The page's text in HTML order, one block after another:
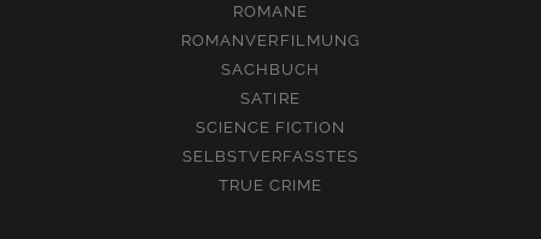
ROMANE
ROMANVERFILMUNG
SACHBUCH
SATIRE
SCIENCE FICTION
SELBSTVERFASSTES
TRUE CRIME